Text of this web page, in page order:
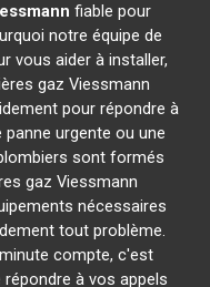
fiable pour
notre équipe de
vous aider à installer,
gaz Viessmann
pour répondre à
urgente ou une
sont formés
gaz Viessmann
nécessaires
tout problème.
compte, c'est
à vos appels